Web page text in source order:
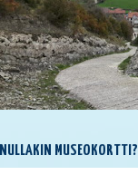
MUSEOKORTTI?